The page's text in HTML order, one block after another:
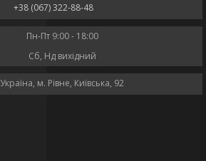
+38 (067) 322-88-48
Пн-Пт 9:00 - 18:00
Сб, Нд вихідний
Україна, м. Рівне, Київська, 92